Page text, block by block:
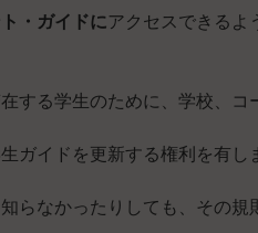
・ガイドに アクセスできるよ
する学生のために、学校、
ガイドを更新する権利を有
らなかったりしても、その規